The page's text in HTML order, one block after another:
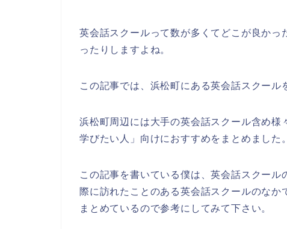
英会話スクールって数が多くてどこが良か
ったりしますよね。
この記事では、浜松町にある英会話スクール
浜松町周辺には大手の英会話スクール含め
学びたい人」向けにおすすめをまとめました。
この記事を書いている僕は、英会話スクー
際に訪れたことのある英会話スクールのな
まとめているので参考にしてみて下さい。